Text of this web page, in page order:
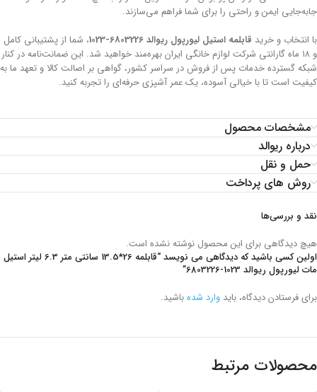
جابه‌جایی ایمن و راحتی را برای شما فراهم می‌سازند.
با انتخاب و خرید قابلمه استیل لیورپول ریوالد 6803226-1023
، شما از پشتیبانی کامل
و ۱۸ ماه گارانتی شرکت لوازم خانگی ایران بهره‌مند خواهید شد. این ضمانت‌نامه در کنار
شبکه گسترده خدمات پس از فروش در سراسر کشور، گواهی بر اصالت کالا و تعهد ما به
کیفیت است تا با خیالی آسوده، یک عمر آشپزی حرفه‌ای را تجربه کنید.
مشخصات محصول
درباره ریوالد
حمل و نقل
روش های پرداخت
نقد و بررسی‌ها
هیچ دیدگاهی برای این محصول نوشته نشده است.
اولین کسی باشید که دیدگاهی می نویسد “قابلمه 26*13.5 سانتی متر 6.3 لیتر استیل
مات لیورپول ریوالد 6803226-1023
”
برای فرستادن دیدگاه، باید وارد شدهباشید.
محصولات مرتبط